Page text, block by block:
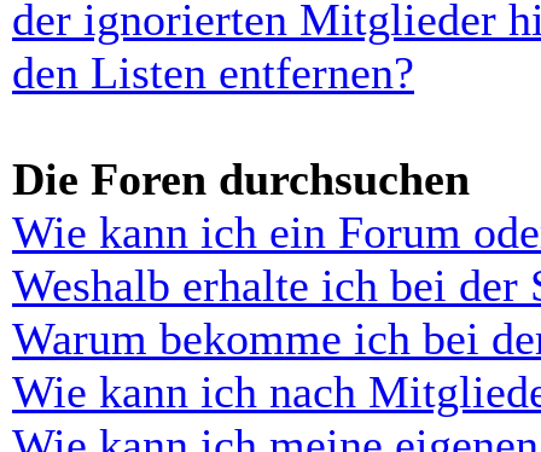
der ignorierten Mitglieder
den Listen entfernen?
Die Foren durchsuchen
Wie kann ich ein Forum
Weshalb erhalte ich bei der
Warum bekomme ich bei
Wie kann ich nach